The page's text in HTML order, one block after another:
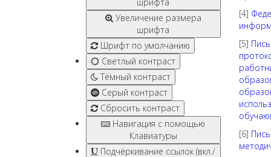
Увеличение размера
шрифта
Шрифт по умолчанию
Светлый контраст
Тёмный контраст
Серый контраст
Сбросить контраст
Навигация с помощью
Клавиатуры
Подчёркивание ссылок (вкл./
[4]
[5]
[6]